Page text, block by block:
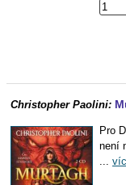
Christopher Paolini:
Pro
není
...